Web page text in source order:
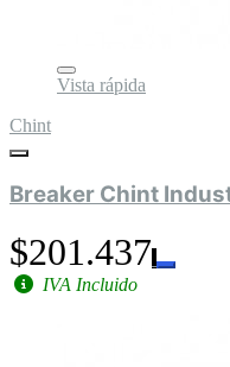
Vista rápida
Chint
Breaker Chint
$201.437
IVA Incluido